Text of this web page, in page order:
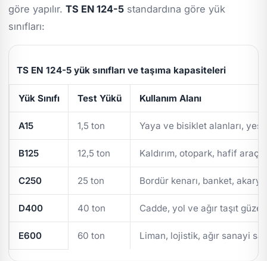
göre yapılır.TS EN 124-5 standardına göre yük
sınıfları:
TS EN 124-5 yük sınıfları ve taşıma kapasiteleri
Yük Sınıfı Test Yükü Kullanım Alanı
A15 1,5 ton Yaya ve bisiklet alanları,
B125 12,5 ton Kaldırım, otopark, hafif araç
C250 25 ton Bordür kenarı, banket,
D400 40 ton Cadde, yol ve ağır taşıt
E600 60 ton Liman, lojistik, ağır sanayi